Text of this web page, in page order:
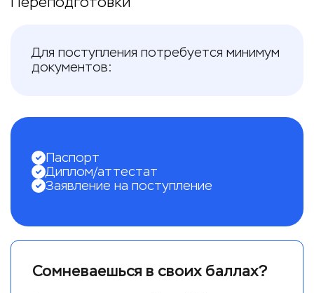
Для поступления потребуется минимум
документов:
Паспорт
Диплом/аттестат
Заявление на поступление
Сомневаешься в своих баллах?